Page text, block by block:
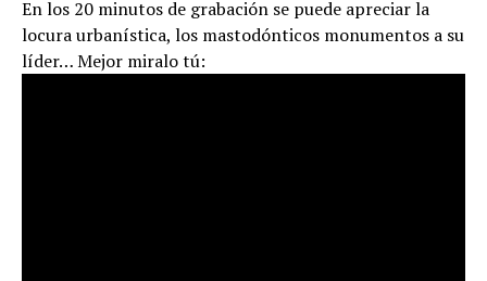
En los 20 minutos de grabación se puede apreciar la
locura urbanística, los mastodónticos monumentos a su
líder… Mejor miralo tú: